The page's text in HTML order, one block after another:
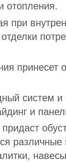
отопления.
при
принесет
систем
и
различные